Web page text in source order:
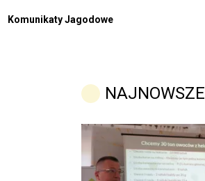
Komunikaty Jagodowe
NAJNOWSZE